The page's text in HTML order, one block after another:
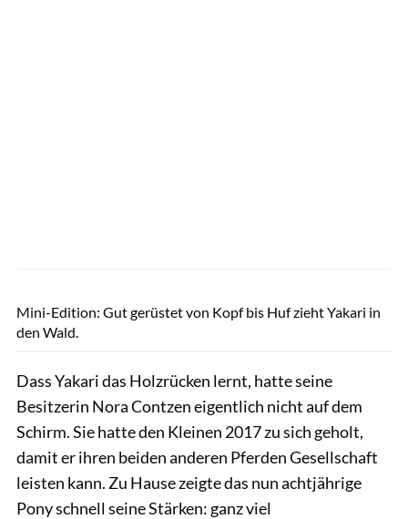
Mini-Edition: Gut gerüstet von Kopf bis Huf zieht Yakari in
den Wald.
Dass Yakari das Holzrücken lernt, hatte seine
Besitzerin Nora Contzen eigentlich nicht auf dem
Schirm. Sie hatte den Kleinen 2017 zu sich geholt,
damit er ihren beiden anderen Pferden Gesellschaft
leisten kann. Zu Hause zeigte das nun achtjährige
Pony schnell seine Stärken: ganz viel